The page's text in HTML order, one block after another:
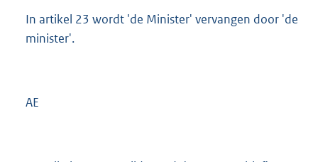
In artikel 23 wordt 'de Minister' vervangen door 'de
minister'.
AE